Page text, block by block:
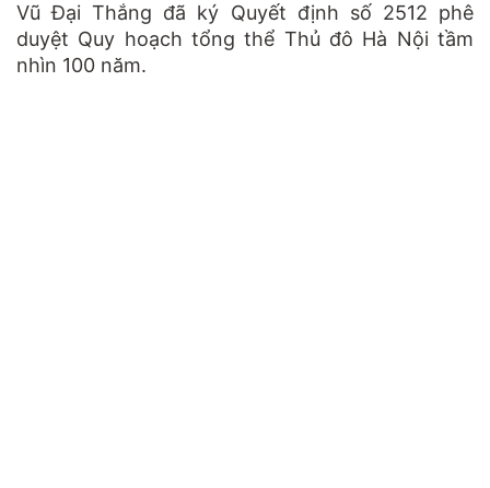
Vũ Đại Thắng đã ký Quyết định số 2512 phê
duyệt Quy hoạch tổng thể Thủ đô Hà Nội tầm
nhìn 100 năm.